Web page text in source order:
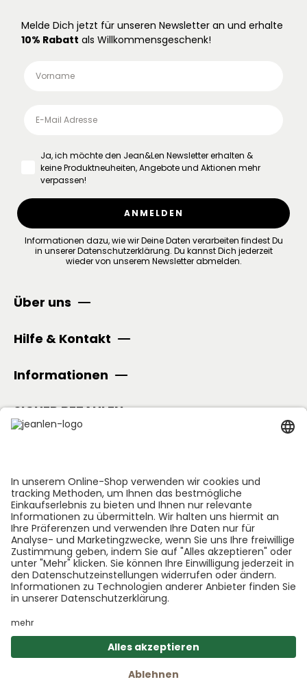
Melde Dich jetzt für unseren Newsletter an und erhalte
10% Rabatt als Willkommensgeschenk!
Ja, ich möchte den Jean&Len Newsletter erhalten &
keine Produktneuheiten, Angebote und Aktionen mehr
verpassen!
ANMELDEN
Informationen dazu, wie wir Deine Daten verarbeiten findest Du
in unsererDatenschutzerklärung. Du kannst Dich jederzeit
wieder von unserem Newsletter abmelden.
Über uns
Hilfe & Kontakt
Informationen
SICHER BEZAHLEN
Folge uns:
*GEDØNS = Inhaltsstoffe, auf die Len persönlich gerne
verzichtet. Bei jedem Produkt geben wir an, welche
das sind.